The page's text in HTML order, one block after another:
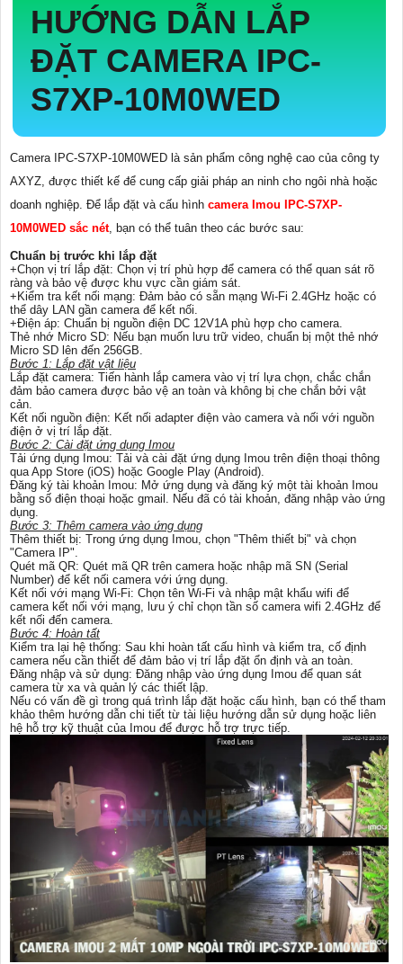
HƯỚNG DẪN LẮP
ĐẶT CAMERA IPC-
S7XP-10M0WED
Camera IPC-S7XP-10M0WED là sản phẩm công nghệ cao của công ty
AXYZ, được thiết kế để cung cấp giải pháp an ninh cho ngôi nhà hoặc
doanh nghiệp. Để lắp đặt và cấu hình camera Imou IPC-S7XP-
10M0WED sắc nét, bạn có thể tuân theo các bước sau:
Chuẩn bị trước khi lắp đặt
+Chọn vị trí lắp đặt: Chọn vị trí phù hợp để camera có thể quan sát rõ
ràng và bảo vệ được khu vực cần giám sát.
+Kiểm tra kết nối mạng: Đảm bảo có sẵn mạng Wi-Fi 2.4GHz hoặc có
thể dây LAN gần camera để kết nối.
+Điện áp: Chuẩn bị nguồn điện DC 12V1A phù hợp cho camera.
Thẻ nhớ Micro SD: Nếu bạn muốn lưu trữ video, chuẩn bị một thẻ nhớ
Micro SD lên đến 256GB.
Bước 1: Lắp đặt vật liệu
Lắp đặt camera: Tiến hành lắp camera vào vị trí lựa chọn, chắc chắn
đảm bảo camera được bảo vệ an toàn và không bị che chắn bởi vật
cản.
Kết nối nguồn điện: Kết nối adapter điện vào camera và nối với nguồn
điện ở vị trí lắp đặt.
Bước 2: Cài đặt ứng dụng Imou
Tải ứng dụng Imou: Tải và cài đặt ứng dụng Imou trên điện thoại thông
qua App Store (iOS) hoặc Google Play (Android).
Đăng ký tài khoản Imou: Mở ứng dụng và đăng ký một tài khoản Imou
bằng số điện thoại hoặc gmail. Nếu đã có tài khoản, đăng nhập vào ứng
dụng.
Bước 3: Thêm camera vào ứng dụng
Thêm thiết bị: Trong ứng dụng Imou, chọn "Thêm thiết bị" và chọn
"Camera IP".
Quét mã QR: Quét mã QR trên camera hoặc nhập mã SN (Serial
Number) để kết nối camera với ứng dụng.
Kết nối với mạng Wi-Fi: Chọn tên Wi-Fi và nhập mật khẩu wifi để
camera kết nối với mạng, lưu ý chỉ chọn tần số camera wifi 2.4GHz để
kết nối đến camera.
Bước 4: Hoàn tất
Kiểm tra lại hệ thống: Sau khi hoàn tất cấu hình và kiểm tra, cố định
camera nếu cần thiết để đảm bảo vị trí lắp đặt ổn định và an toàn.
Đăng nhập và sử dụng: Đăng nhập vào ứng dụng Imou để quan sát
camera từ xa và quản lý các thiết lập.
Nếu có vấn đề gì trong quá trình lắp đặt hoặc cấu hình, bạn có thể tham
khảo thêm hướng dẫn chi tiết từ tài liệu hướng dẫn sử dụng hoặc liên
hệ hỗ trợ kỹ thuật của Imou để được hỗ trợ trực tiếp.